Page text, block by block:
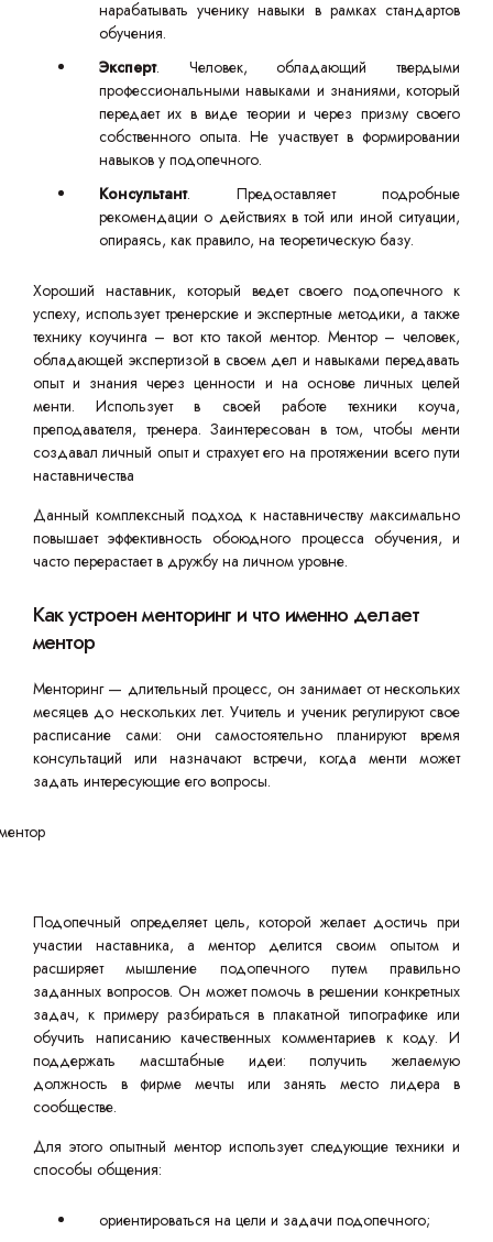
нарабатывать ученику навыки в рамках стандартов
обучения.
Эксперт. Человек, обладающий твердыми
профессиональными навыками и знаниями, который
передает их в виде теории и через призму своего
собственного опыта. Не участвует в формировании
навыков у подопечного.
Консультант. Предоставляет подробные
рекомендации о действиях в той или иной ситуации,
опираясь, как правило, на теоретическую базу.
Хороший наставник, который ведет своего подопечного к
успеху, использует тренерские и экспертные методики, а также
технику коучинга – вот кто такой ментор. Ментор – человек,
обладающей экспертизой в своем дел и навыками передавать
опыт и знания через ценности и на основе личных целей
менти. Использует в своей работе техники коуча,
преподавателя, тренера. Заинтересован в том, чтобы менти
создавал личный опыт и страхует его на протяжении всего пути
наставничества
Данный комплексный подход к наставничеству максимально
повышает эффективность обоюдного процесса обучения, и
часто перерастает в дружбу на личном уровне.
Как устроен менторинг и что именно делает
ментор
Менторинг — длительный процесс, он занимает от нескольких
месяцев до нескольких лет. Учитель и ученик регулируют свое
расписание сами: они самостоятельно планируют время
консультаций или назначают встречи, когда менти может
задать интересующие его вопросы.
Подопечный определяет цель, которой желает достичь при
участии наставника, а ментор делится своим опытом и
расширяет мышление подопечного путем правильно
заданных вопросов. Он может помочь в решении конкретных
задач, к примеру разбираться в плакатной типографике или
обучить написанию качественных комментариев к коду. И
поддержать масштабные идеи: получить желаемую
должность в фирме мечты или занять место лидера в
сообществе.
Для этого опытный ментор использует следующие техники и
способы общения:
ориентироваться на цели и задачи подопечного;